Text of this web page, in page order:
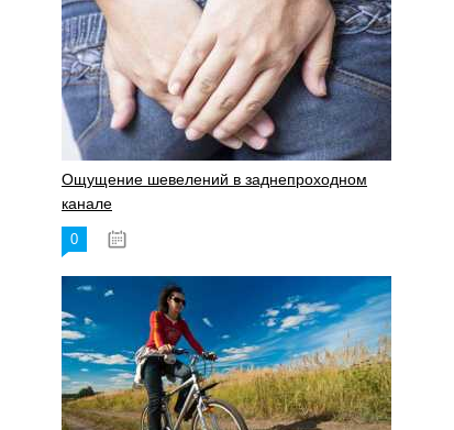
Ощущение шевелений в заднепроходном
канале
0